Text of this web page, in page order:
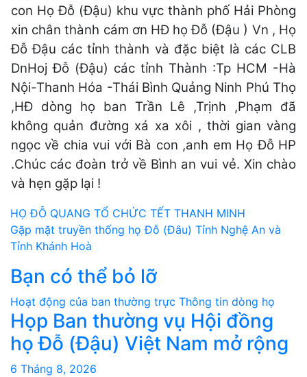
con Họ Đỗ (Đậu) khu vực thành phố Hải Phòng
xin chân thành cám ơn HĐ họ Đỗ (Đậu ) Vn , Họ
Đỗ Đậu các tỉnh thành và đặc biệt là các CLB
DnHoj Đỗ (Đậu) các tỉnh Thành :Tp HCM -Hà
Nội-Thanh Hóa -Thái Bình Quảng Ninh Phú Thọ
,HĐ dòng họ ban Trần Lê ,Trịnh ,Phạm đã
không quản đường xá xa xôi , thời gian vàng
ngọc về chia vui với Bà con ,anh em Họ Đỗ HP
.Chúc các đoàn trở về Bình an vui vẻ. Xin chào
và hẹn gặp lại !
Điều
hướng
bài
viết
HỌ ĐỖ QUANG TỔ CHỨC TẾT THANH MINH
Gặp mặt truyền thống họ Đỗ (Đâu) Tỉnh Nghệ An và
Tỉnh Khánh Hoà
Bạn có thể bỏ lỡ
Hoạt động của ban thường trực Thông tin dòng họ
Họp Ban thường vụ Hội đồng
họ Đỗ (Đậu) Việt Nam mở rộng
6 Tháng 8, 2026